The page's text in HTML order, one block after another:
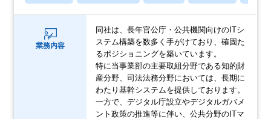
業務内容
同社は、長年官公庁・公共機関向けのITシ
ステム構築を数多く手がけており、確固た
るポジショニングを築いています。
特に当事業部の主要取組分野である知的財
産分野、司法法務分野においては、長期に
わたり基幹システムを提供しております。
一方で、デジタル庁設立やデジタルガバメ
ント政策の推進等に伴い、公共分野のITマ